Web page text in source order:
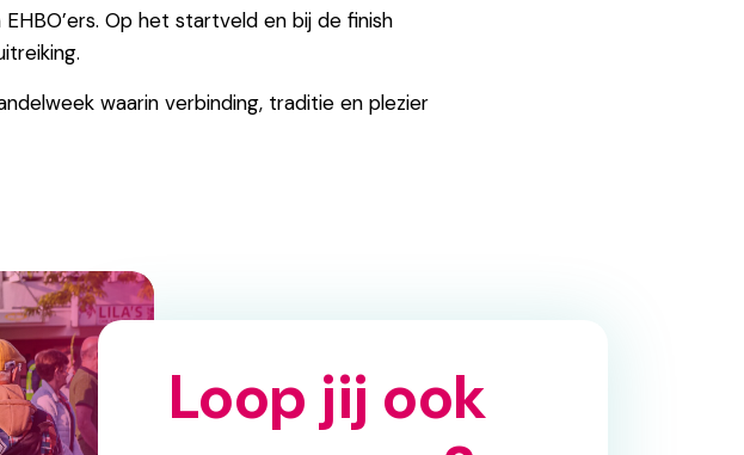
Op het startveld en bij de finish
waarin verbinding, traditie en plezier
Loop jij ook